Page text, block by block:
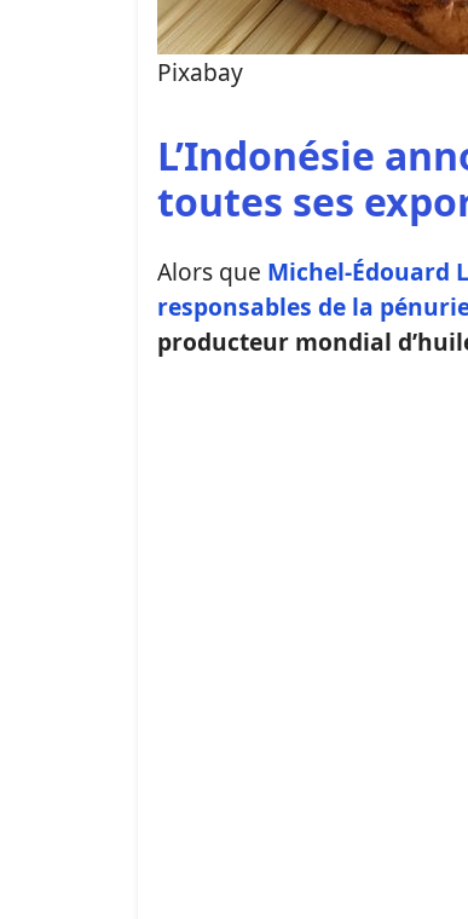
Pixabay
L’Indonésie
toutes ses
Alors que Michel-Édouard
responsables de la
producteur mondial